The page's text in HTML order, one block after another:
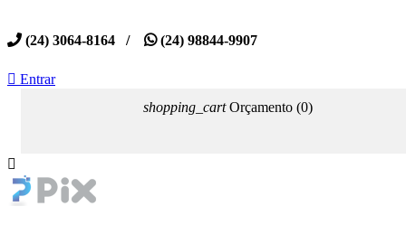
(24) 3064-8164 / (24) 98844-9907
 Entrar
shopping_cart Orçamento (0)
